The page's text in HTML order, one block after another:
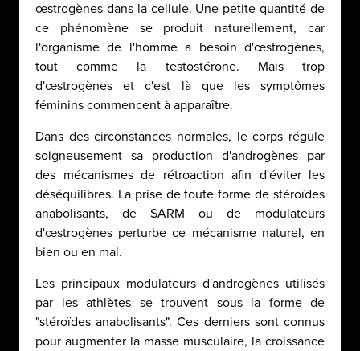
œstrogènes dans la cellule. Une petite quantité de
ce phénomène se produit naturellement, car
l'organisme de l'homme a besoin d'œstrogènes,
tout comme la testostérone. Mais trop
d'œstrogènes et c'est là que les symptômes
féminins commencent à apparaître.
Dans des circonstances normales, le corps régule
soigneusement sa production d'androgènes par
des mécanismes de rétroaction afin d'éviter les
déséquilibres. La prise de toute forme de stéroïdes
anabolisants, de SARM ou de modulateurs
d'œstrogènes perturbe ce mécanisme naturel, en
bien ou en mal.
Les principaux modulateurs d'androgènes utilisés
par les athlètes se trouvent sous la forme de
"stéroïdes anabolisants". Ces derniers sont connus
pour augmenter la masse musculaire, la croissance